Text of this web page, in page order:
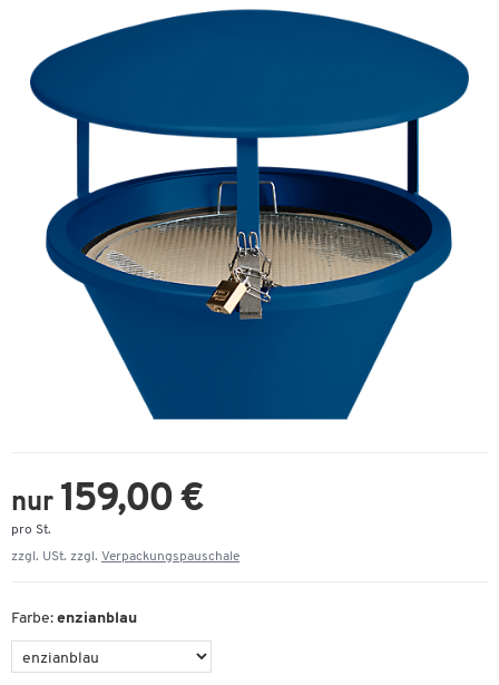
nur 159,00 €
pro St.
zzgl. USt. zzgl. Verpackungspauschale
Farbe: enzianblau